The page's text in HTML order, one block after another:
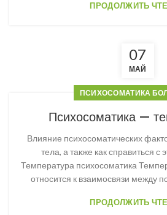
ПРОДОЛЖИТЬ
07
МАЙ
ПСИХОСОМАТИКА
Психосоматика —
Влияние психосоматических
тела, а также как справиться с
Температура психосоматика
относится к взаимосвязи между
ПРОДОЛЖИТЬ